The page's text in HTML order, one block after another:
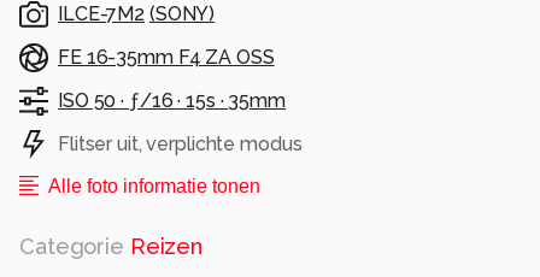
ILCE-7M2 (SONY)
FE 16-35mm F4 ZA OSS
ISO 50 · ƒ/16 ·15s · 35mm
Flitser uit, verplichte modus
Alle foto informatie tonen
Categorie Reizen